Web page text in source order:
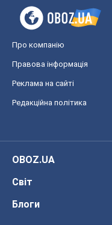
Про компанію
Правова інформація
Реклама на сайті
Редакційна політика
OBOZ.UA
Світ
Блоги